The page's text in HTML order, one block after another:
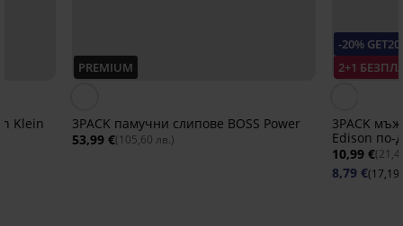
Klein
PREMIUM
3PACK памучни слипове BOSS Power
53,99 €(105,60 лв.)
-20% GET20
2+1
3PACK
Edison по-
10,99 €
8,79 €(17,19